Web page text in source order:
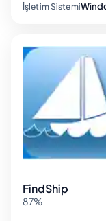
İşletim Sistemi
FindShip
87%